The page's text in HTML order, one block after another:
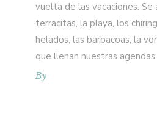
vuelta de las vacaciones. Se
terracitas, la playa, los
helados, las barbacoas, la
que llenan nuestras agendas
By